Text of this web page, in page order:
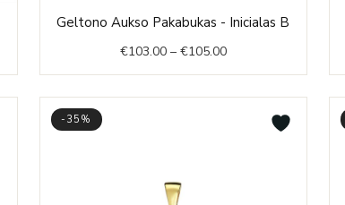
Geltono Aukso Pakabukas - Inicialas B
€103.00 – €105.00
range:
€103.00
through
€105.00
-35%